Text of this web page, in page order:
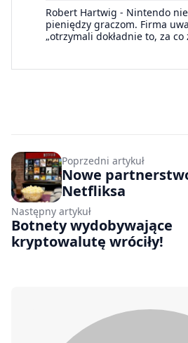
Robert Hartwig - Nintendo
pieniędzy graczom. Firma
„otrzymali dokładnie to, za co
Poprzedni artykuł
Nowe
Netfliksa
Następny artykuł
Botnety wydobywające
kryptowalutę wróciły!